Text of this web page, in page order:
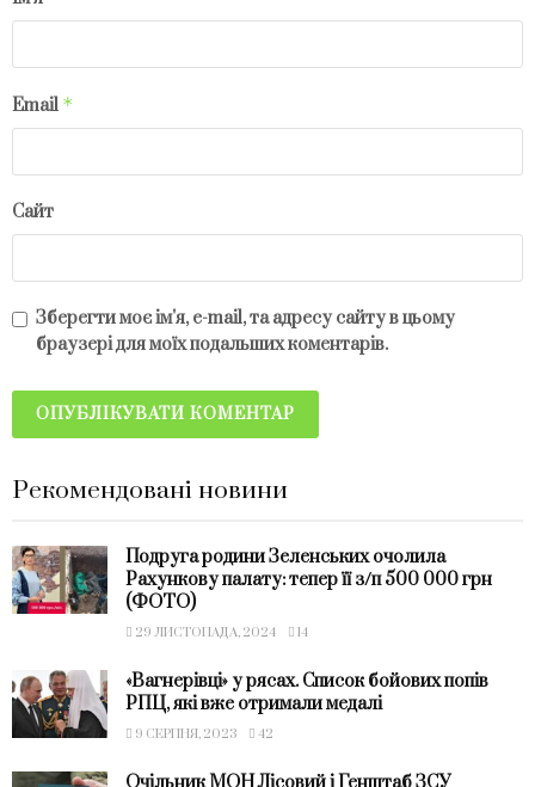
Email *
Сайт
Зберегти моє ім'я, e-mail, та адресу сайту в цьому
браузері для моїх подальших коментарів.
Рекомендовані новини
Подруга родини Зеленських очолила
Рахункову палату: тепер її з/п 500 000 грн
(ФОТО)
29 ЛИСТОПАДА, 2024 14
«Вагнерівці» у рясах. Список бойових попів
РПЦ, які вже отримали медалі
9 СЕРПНЯ, 2023 42